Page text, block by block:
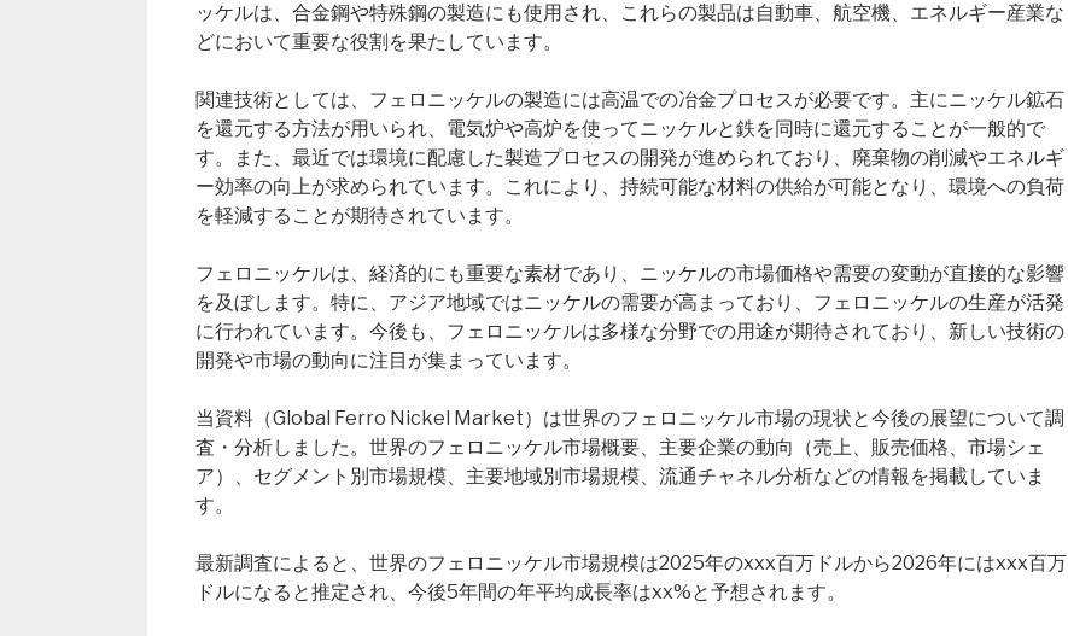
ッケルは、合金鋼や特殊鋼の製造にも使用され、これらの製品は自動車、航空機、エネルギー産業な
どにおいて重要な役割を果たしています。
関連技術としては、フェロニッケルの製造には高温での冶金プロセスが必要です。主にニッケル鉱石
を還元する方法が用いられ、電気炉や高炉を使ってニッケルと鉄を同時に還元することが一般的で
す。また、最近では環境に配慮した製造プロセスの開発が進められており、廃棄物の削減やエネルギ
ー効率の向上が求められています。これにより、持続可能な材料の供給が可能となり、環境への負荷
を軽減することが期待されています。
フェロニッケルは、経済的にも重要な素材であり、ニッケルの市場価格や需要の変動が直接的な影響
を及ぼします。特に、アジア地域ではニッケルの需要が高まっており、フェロニッケルの生産が活発
に行われています。今後も、フェロニッケルは多様な分野での用途が期待されており、新しい技術の
開発や市場の動向に注目が集まっています。
当資料（Global Ferro Nickel Market）は世界のフェロニッケル市場の現状と今後の展望について調
査・分析しました。世界のフェロニッケル市場概要、主要企業の動向（売上、販売価格、市場シェ
ア）、セグメント別市場規模、主要地域別市場規模、流通チャネル分析などの情報を掲載していま
す。
最新調査によると、世界のフェロニッケル市場規模は2025年のxxx百万ドルから2026年にはxxx百万
ドルになると推定され、今後5年間の年平均成長率はxx%と予想されます。